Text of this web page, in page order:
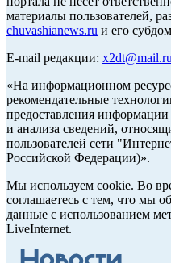
материалы пользователей,
chuvashianews.ru и его
E-mail редакции: x2dt@mail.ru
«На информационном
рекомендательные
предоставления информации
и анализа сведений,
пользователей сети
Российской Федерации)».
Мы используем cookie. Во
соглашаетесь с тем, что мы
данные с использованием
LiveInternet.